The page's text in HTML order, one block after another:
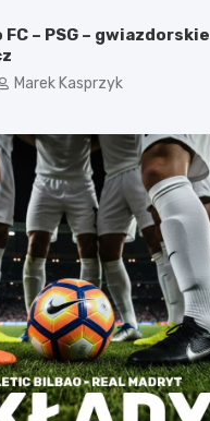
FC – PSG – gwiazdorskie
Marek Kasprzyk